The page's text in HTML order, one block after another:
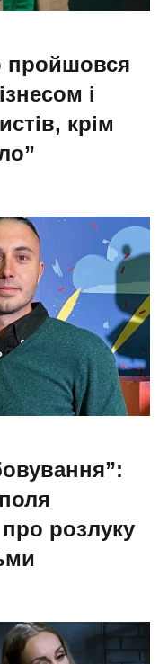
пройшовся
і
крім
розлуку